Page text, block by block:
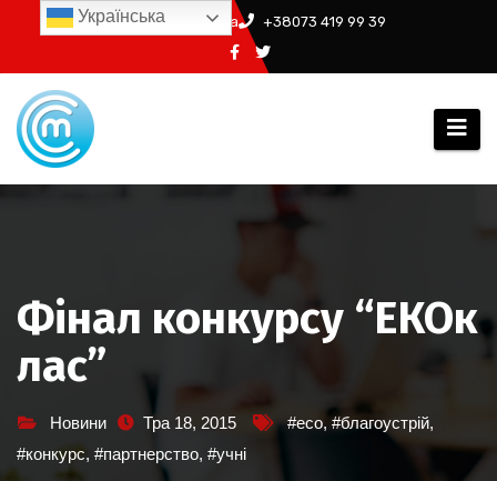
Перейти
вмісту
info@ssm.in.ua +38073 419 99 39
Фінал конкурсу “ЕКОк
лас”
Новини Тра 18, 2015 #eco, #благоустрій,
#конкурс, #партнерство, #учні
Українська